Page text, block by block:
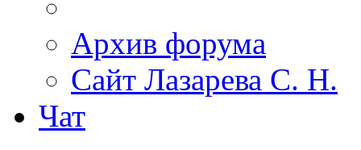
Архив форума
Сайт Лазарева С. Н.
Чат